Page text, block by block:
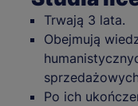
Trwają 3 lata.
Obejmują
Po ich